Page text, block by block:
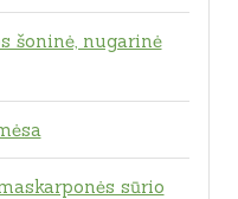
šoninė, nugarinė
sūrio